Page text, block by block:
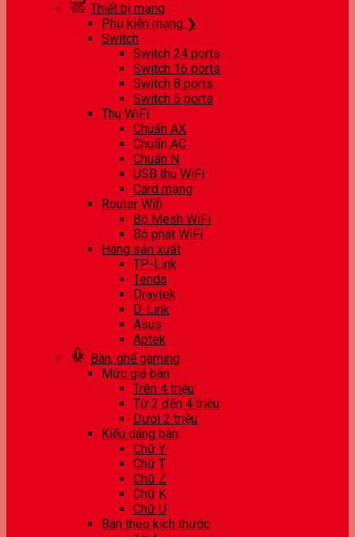
Thiết bị mạng
Phụ kiện mạng ❯
Switch
Switch 24 ports
Switch 16 ports
Switch 8 ports
Switch 5 ports
Thu WiFi
Chuẩn AX
Chuẩn AC
Chuẩn N
USB thu WiFi
Card mạng
Router Wifi
Bộ Mesh WiFi
Bộ phát WiFi
Hãng sản xuất
TP-Link
Tenda
Draytek
D-Link
Asus
Aptek
Bàn, ghế gaming
Mức giá bàn
Trên 4 triệu
Từ 2 đến 4 triệu
Dưới 2 triệu
Kiểu dáng bàn
Chữ Y
Chữ T
Chữ Z
Chữ K
Chữ U
Bàn theo kích thước